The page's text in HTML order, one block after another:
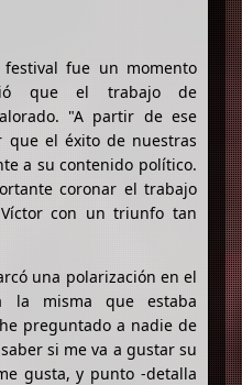
festival fue un momento
que el trabajo de
"A partir de ese
que el éxito de nuestras
a su contenido político.
coronar el trabajo
con un triunfo tan
una polarización en el
la misma que estaba
preguntado a nadie de
si me va a gustar su
gusta, y punto -detalla